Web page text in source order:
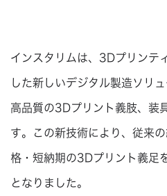
インスタリムは、3Dプリンテ
した新しいデジタル製造ソリ
高品質の3Dプリント義肢、装
す。この新技術により、従来
格・短納期の3Dプリント義足
となりました。